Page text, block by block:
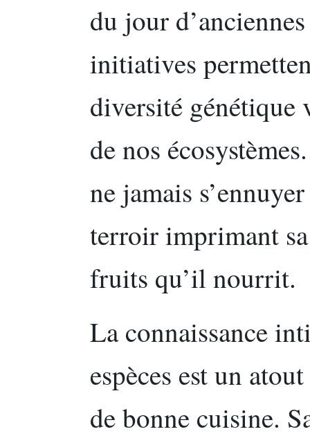
du jour
initiatives
diversité génétique
de nos
ne jamais
terroir imprimant
fruits qu’il nourrit.
La connaissance
espèces est un
de bonne cuisine.